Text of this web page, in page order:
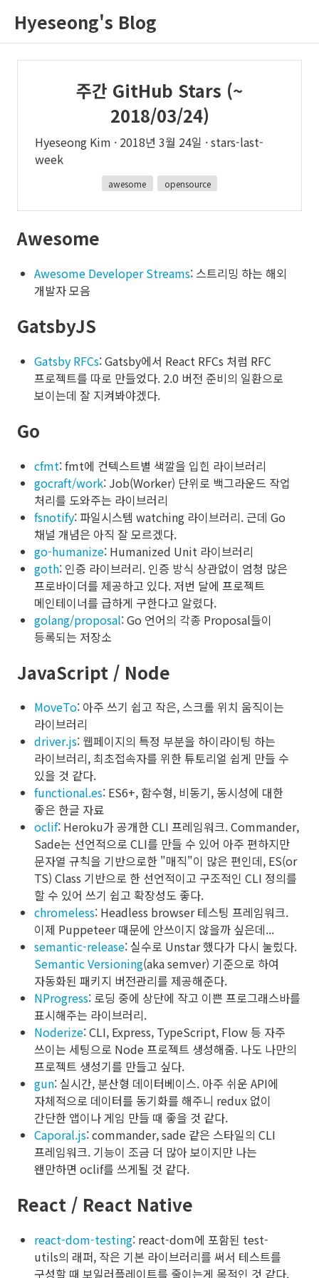
Hyeseong's Blog
주간 GitHub Stars (~
2018/03/24)
Hyeseong Kim 2018년 3월 24일 stars-last-
week
awesome opensource
Awesome
Awesome Developer Streams: 스트리밍 하는 해외
개발자 모음
GatsbyJS
Gatsby RFCs: Gatsby에서 React RFCs 처럼 RFC
프로젝트를 따로 만들었다. 2.0 버전 준비의 일환으로
보이는데 잘 지켜봐야겠다.
Go
cfmt: fmt에 컨텍스트별 색깔을 입힌 라이브러리
gocraft/work: Job(Worker) 단위로 백그라운드 작업
처리를 도와주는 라이브러리
fsnotify: 파일시스템 watching 라이브러리. 근데 Go
채널 개념은 아직 잘 모르겠다.
go-humanize: Humanized Unit 라이브러리
goth: 인증 라이브러리. 인증 방식 상관없이 엄청 많은
프로바이더를 제공하고 있다. 저번 달에 프로젝트
메인테이너를 급하게 구한다고 알렸다.
golang/proposal: Go 언어의 각종 Proposal들이
등록되는 저장소
JavaScript / Node
MoveTo: 아주 쓰기 쉽고 작은, 스크롤 위치 움직이는
라이브러리
driver.js: 웹페이지의 특정 부분을 하이라이팅 하는
라이브러리, 최초접속자를 위한 튜토리얼 쉽게 만들 수
있을 것 같다.
functional.es: ES6+, 함수형, 비동기, 동시성에 대한
좋은 한글 자료
oclif: Heroku가 공개한 CLI 프레임워크. Commander,
Sade는 선언적으로 CLI를 만들 수 있어 아주 편하지만
문자열 규칙을 기반으로한 "매직"이 많은 편인데, ES(or
TS) Class 기반으로 한 선언적이고 구조적인 CLI 정의를
할 수 있어 쓰기 쉽고 확장성도 좋다.
chromeless: Headless browser 테스팅 프레임워크.
이제 Puppeteer 때문에 안쓰이지 않을까 싶은데...
semantic-release: 실수로 Unstar 했다가 다시 눌렀다.
Semantic Versioning(aka semver) 기준으로 하여
자동화된 패키지 버전관리를 제공해준다.
NProgress: 로딩 중에 상단에 작고 이쁜 프로그래스바를
표시해주는 라이브러리.
Noderize: CLI, Express, TypeScript, Flow 등 자주
쓰이는 세팅으로 Node 프로젝트 생성해줌. 나도 나만의
프로젝트 생성기를 만들고 싶다.
gun: 실시간, 분산형 데이터베이스. 아주 쉬운 API에
자체적으로 데이터를 동기화를 해주니 redux 없이
간단한 앱이나 게임 만들 때 좋을 것 같다.
Caporal.js: commander, sade 같은 스타일의 CLI
프레임워크. 기능이 조금 더 많아 보이지만 나는
왠만하면 oclif를 쓰게될 것 같다.
React / React Native
react-dom-testing: react-dom에 포함된 test-
utils의 래퍼, 작은 기본 라이브러리를 써서 테스트를
구성할 때 보일러플레이트를 줄이는게 목적인 것 같다.